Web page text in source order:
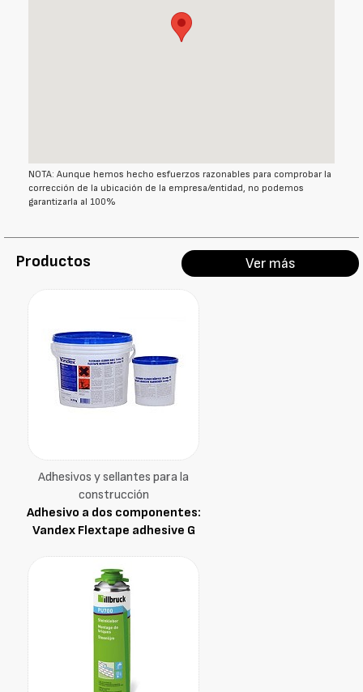
NOTA: Aunque hemos hecho esfuerzos razonables para comprobar la
corrección de la ubicación de la empresa/entidad, no podemos
garantizarla al 100%
Productos Ver más
Adhesivos y sellantes para la
construcción
Adhesivo a dos componentes:
Vandex Flextape adhesive G